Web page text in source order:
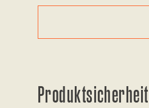
Produktsicherheit